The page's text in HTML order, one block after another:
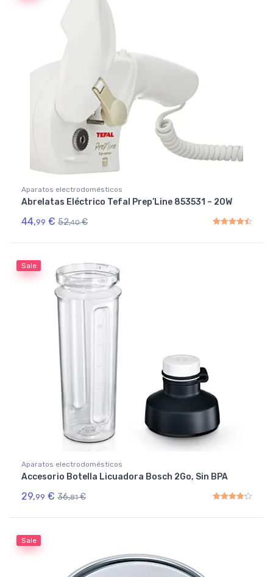
Aparatos electrodomésticos
Abrelatas Eléctrico Tefal Prep’Line 853531 – 20W
44,99 € 52,40 €
Sale
Aparatos electrodomésticos
Accesorio Botella Licuadora Bosch 2Go, Sin BPA
29,99 € 36,81 €
Sale